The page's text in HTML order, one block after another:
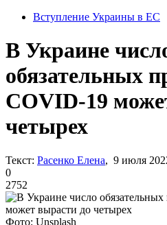
Вступление Украины в ЕС
В Украине
обязательных
COVID-19
четырех
Текст: Расенко Елена, 9 июля
0
2752
Фото: Unsplash